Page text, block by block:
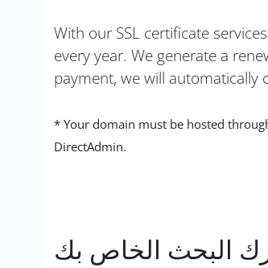
With our SSL certificate
every year. We generate a
payment, we will automatically
* Your domain must be hosted
DirectAdmin.
البحث الخاص بك